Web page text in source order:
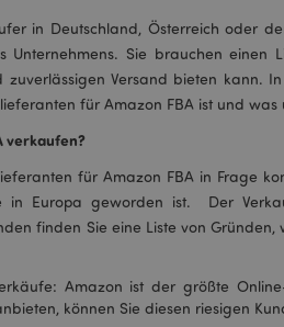
in Deutschland, Österreich oder
Unternehmens. Sie brauchen
zuverlässigen Versand bieten
für Amazon FBA ist und
verkaufen?
für Amazon FBA in Frage
in Europa geworden ist. Der
finden Sie eine Liste von
Amazon ist der größte
können Sie diesen riesigen